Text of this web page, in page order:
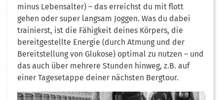
minus Lebensalter) – das erreichst du mit flott
gehen oder super langsam Joggen. Was du dabei
trainierst, ist die Fähigkeit deines Körpers, die
bereitgestellte Energie (durch Atmung und der
Bereitstellung von Glukose) optimal zu nutzen – und
das auch über mehrere Stunden hinweg, z.B. auf
einer Tagesetappe deiner nächsten Bergtour.